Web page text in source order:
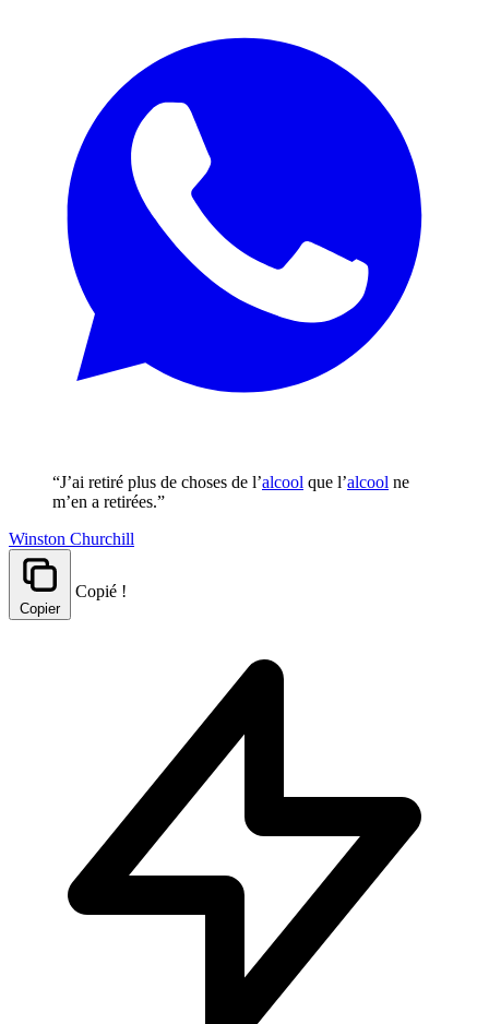
“J’ai retiré plus de choses de l’alcool que l’alcool ne
m’en a retirées.”
Winston Churchill
Copier
Copié !